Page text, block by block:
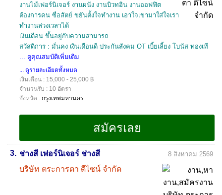
งานไม้เฟอร์นิเจอร์ งานผนัง งานบิวทอิน งานออฟฟิต
ต้องการคน ซื่อสัตย์ ขยันตั้งใจทำงาน เอาใจเขามาใส่ใจเรา
ทำงานล่วงเวลาได้
เงินเดือน ขึ้นอยู่กับความสามารถ
สวัสดิการ : มั่นคง เงินเดือนดี ประกันสังคม OT เบี้ยเลี้ยง โบนัส ท่องเที
... ดูคุณสมบัติเพิ่มเติม
... ดูรายละเอียดทั้งหมด
เงินเดือน : 15,000 - 25,000 ฿
จำนวนรับ : 10 อัตรา
จังหวัด : กรุงเทพมหานคร
3. ช่างสี เฟอร์นิเจอร์ ช่างสี
บริษัท ตระการตา ดีไซน์ จำกัด
8 สิงหาคม 2569